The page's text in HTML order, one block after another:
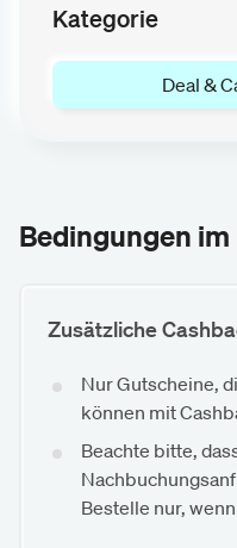
Bedingungen
Zusätzliche
Nur Gutscheine,
können mit
Beachte bitte,
Bestelle nur,
Kategorie
Deal &